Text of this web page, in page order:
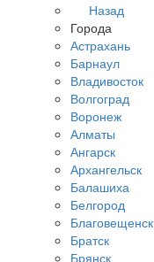
Назад
Города
Астрахань
Барнаул
Владивосток
Волгоград
Воронеж
Алматы
Ангарск
Архангельск
Балашиха
Белгород
Благовещенск
Братск
Брянск